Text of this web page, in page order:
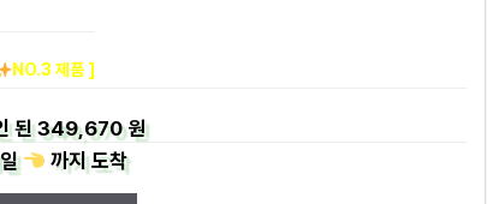
NO.3 제품 ]
된349,670 원
까지도착